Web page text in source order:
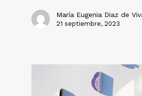
María Eugenia Diaz de
21 septiembre, 2023